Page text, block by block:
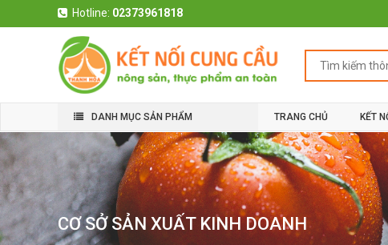
Hotline: 02373961818
DANH MỤC SẢN PHẨM TRANG CHỦ KẾT
CƠ SỞ SẢN XUẤT KINH DOANH